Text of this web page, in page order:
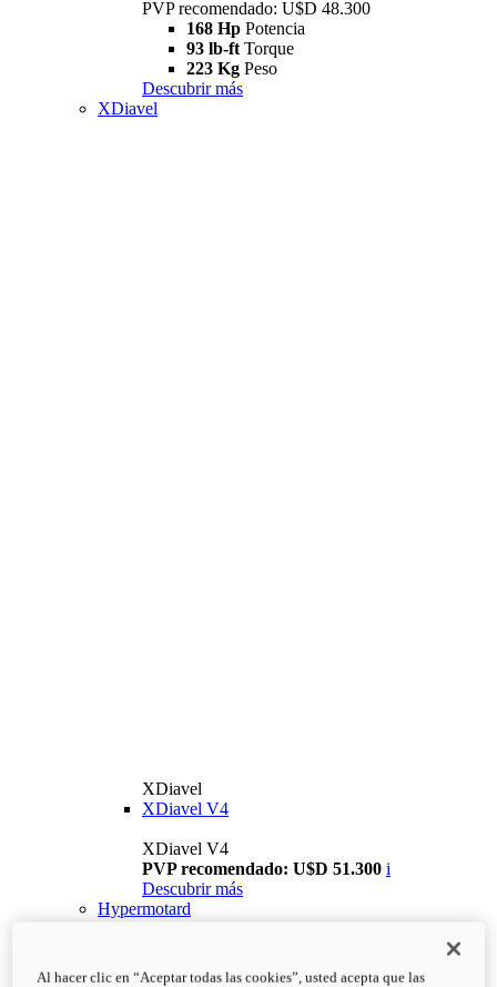
PVP recomendado: U$D 48.300
168 Hp Potencia
93 lb-ft Torque
223 Kg Peso
Descubrir más
XDiavel
XDiavel
XDiavel V4
XDiavel V4
PVP recomendado: U$D 51.300 i
Descubrir más
Hypermotard
Al hacer clic en “Aceptar todas las cookies”, usted acepta que las